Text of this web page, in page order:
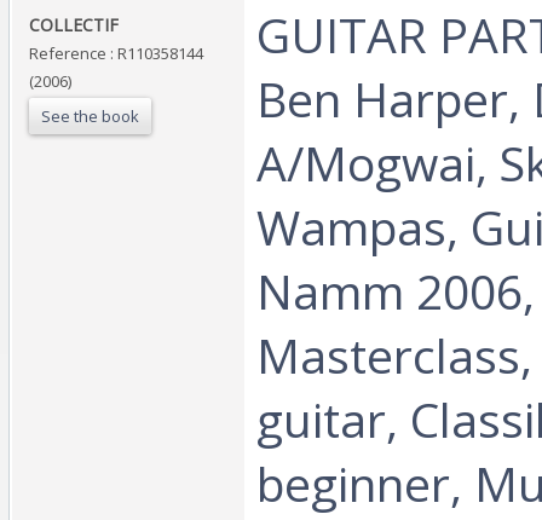
‎COLLECTIF‎
Reference : R110358144
(2006)
See the book
‎GUITAR
Ben Harper,
A/Mogwai,
Wampas,
Namm 2006,
guitar,
beginner,